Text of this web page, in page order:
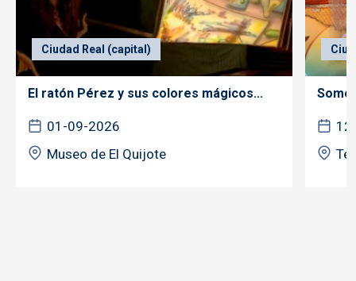
Ciudad Real (capital)
El ratón Pérez y sus colores mágicos...
01-09-2026
Museo de El Quijote